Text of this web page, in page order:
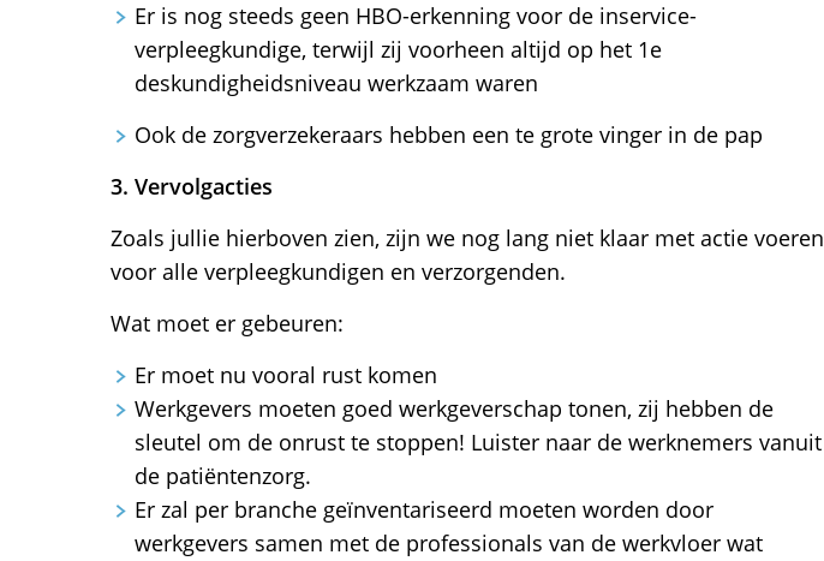
Er is nog steeds geen HBO-erkenning voor de inservice-
verpleegkundige, terwijl zij voorheen altijd op het 1e
deskundigheidsniveau werkzaam waren
Ook de zorgverzekeraars hebben een te grote vinger in de pap
3. Vervolgacties
Zoals jullie hierboven zien, zijn we nog lang niet klaar met actie voeren
voor alle verpleegkundigen en verzorgenden.
Wat moet er gebeuren:
Er moet nu vooral rust komen
Werkgevers moeten goed werkgeverschap tonen, zij hebben de
sleutel om de onrust te stoppen! Luister naar de werknemers vanuit
de patiëntenzorg.
Er zal per branche geïnventariseerd moeten worden door
werkgevers samen met de professionals van de werkvloer wat